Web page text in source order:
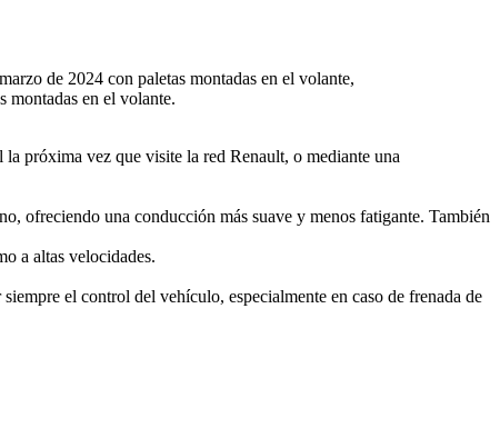
de 2024 con paletas montadas en el volante,
montadas en el volante.
próxima vez que visite la red Renault, o mediante una
ofreciendo una conducción más suave y menos fatigante. También
a altas velocidades.
el control del vehículo, especialmente en caso de frenada de